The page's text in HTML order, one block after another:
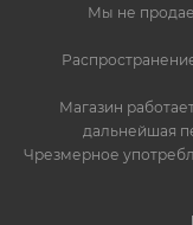
Мы не
Магазин
дальнейшая
Чрезмерное